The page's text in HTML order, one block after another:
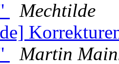
Mechtilde
Martin